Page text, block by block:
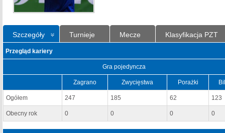
Szczegóły Turnieje Mecze Klasyfikacja PZT
Przegląd kariery
Gra pojedyncza
Zagrano Zwycięstwa Porażki
Ogółem 247 185 62 123
Obecny rok 0 0 0 0